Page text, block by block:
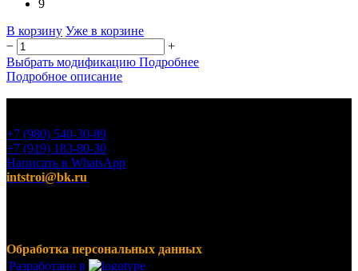
9
В корзину Уже в корзине
−
+
Выбрать модификацию Подробнее
Подробное описание
+7 (980) 540-30-89
+7 (919) 183-80-30
Написать в WhatsApp
intstroi@bk.ru
Обработка персональных данных
Разработано в